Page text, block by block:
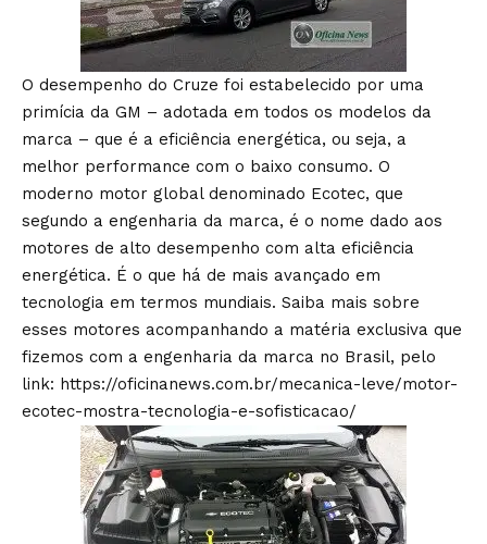
O desempenho do Cruze foi estabelecido por uma
primícia da GM – adotada em todos os modelos da
marca – que é a eficiência energética, ou seja, a
melhor performance com o baixo consumo. O
moderno motor global denominado Ecotec, que
segundo a engenharia da marca, é o nome dado aos
motores de alto desempenho com alta eficiência
energética. É o que há de mais avançado em
tecnologia em termos mundiais. Saiba mais sobre
esses motores acompanhando a matéria exclusiva que
fizemos com a engenharia da marca no Brasil, pelo
link: https://oficinanews.com.br/mecanica-leve/motor-
ecotec-mostra-tecnologia-e-sofisticacao/